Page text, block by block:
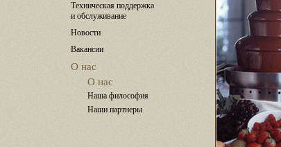
Техническая поддержка
и обслуживание
Новости
Вакансии
О нас
О нас
Наша философия
Наши партнеры